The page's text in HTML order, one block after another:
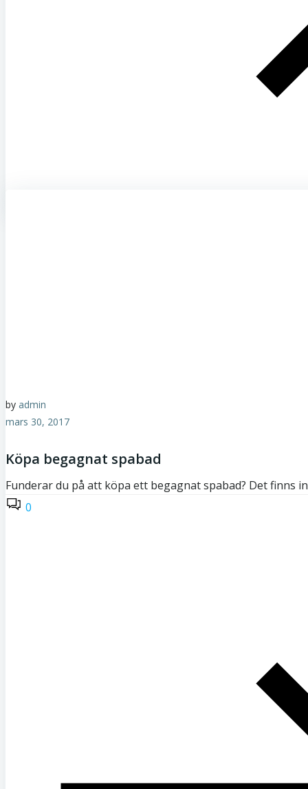
by admin
mars 30, 2017
Köpa begagnat spabad
Funderar du på att köpa ett begagnat spabad? Det finns
0